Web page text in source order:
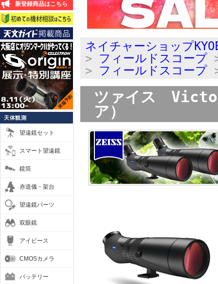
新登録商品はこちら
天体観測
望遠鏡セット
スマート望遠鏡
鏡筒
赤道儀・架台
望遠鏡パーツ
双眼鏡
アイピース
CMOSカメラ
バッテリー
ネイチャーショップ
> フィールドスコープ
> フィールドスコープ
ツァイス
ア）